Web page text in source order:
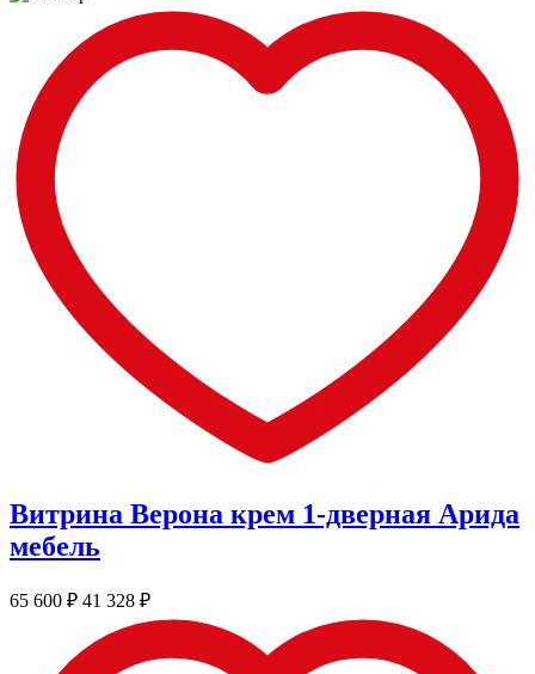
Витрина Верона крем 1-дверная Арида
мебель
65 600 ₽ 41 328 ₽